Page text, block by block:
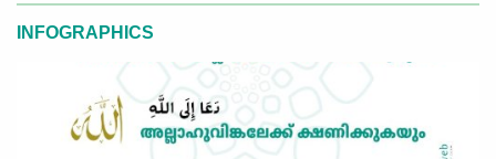
INFOGRAPHICS